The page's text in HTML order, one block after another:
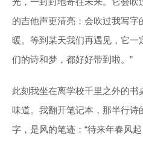
的吉他声更清亮；会吹过我写
暖。等到某天我们再遇见，它一
们的诗和梦，都好好带到啦。”
此刻我坐在离学校千里之外的
味道。我翻开笔记本，那半行
字，是风的笔迹：“待来年春风